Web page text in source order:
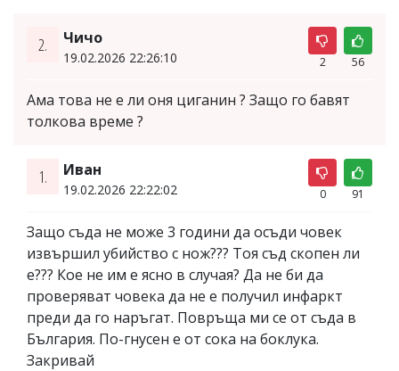
2. Чичо
19.02.2026 22:26:10 2 56
Ама това не е ли оня циганин ? Защо го бавят
толкова време ?
1. Иван
19.02.2026 22:22:02 0 91
Защо съда не може 3 години да осъди човек
извършил убийство с нож??? Тоя съд скопен ли
е??? Кое не им е ясно в случая? Да не би да
проверяват човека да не е получил инфаркт
преди да го наръгат. Повръща ми се от съда в
България. По-гнусен е от сока на боклука.
Закривай